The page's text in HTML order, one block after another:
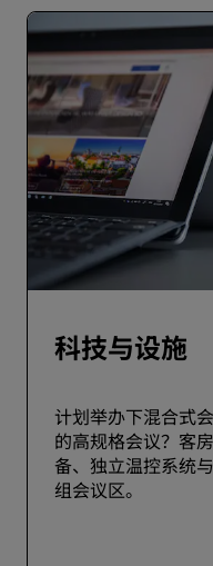
科技与设施
计划举办下混合式
的高规格会议？客
备、独立温控系统
组会议区。